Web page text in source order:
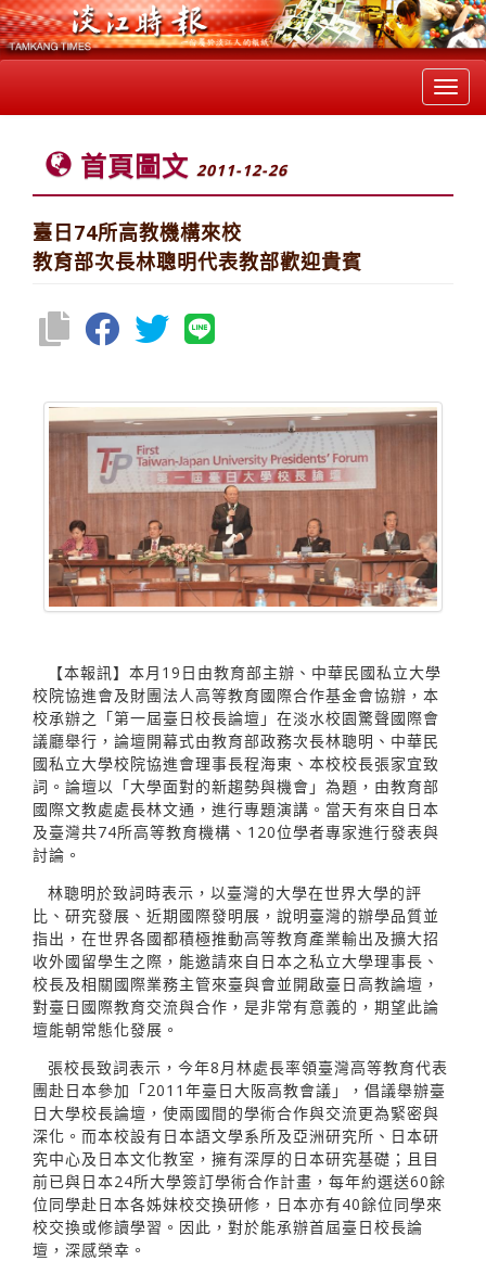
首頁圖文 2011-12-26
臺日74所高教機構來校
教育部次長林聰明代表教部歡迎貴賓
【本報訊】本月19日由教育部主辦、中華民國私立大學
校院協進會及財團法人高等教育國際合作基金會協辦，本
校承辦之「第一屆臺日校長論壇」在淡水校園驚聲國際會
議廳舉行，論壇開幕式由教育部政務次長林聰明、中華民
國私立大學校院協進會理事長程海東、本校校長張家宜致
詞。論壇以「大學面對的新趨勢與機會」為題，由教育部
國際文教處處長林文通，進行專題演講。當天有來自日本
及臺灣共74所高等教育機構、120位學者專家進行發表與
討論。
林聰明於致詞時表示，以臺灣的大學在世界大學的評
比、研究發展、近期國際發明展，說明臺灣的辦學品質並
指出，在世界各國都積極推動高等教育產業輸出及擴大招
收外國留學生之際，能邀請來自日本之私立大學理事長、
校長及相關國際業務主管來臺與會並開啟臺日高教論壇，
對臺日國際教育交流與合作，是非常有意義的，期望此論
壇能朝常態化發展。
張校長致詞表示，今年8月林處長率領臺灣高等教育代表
團赴日本參加「2011年臺日大阪高教會議」，倡議舉辦臺
日大學校長論壇，使兩國間的學術合作與交流更為緊密與
深化。而本校設有日本語文學系所及亞洲研究所、日本研
究中心及日本文化教室，擁有深厚的日本研究基礎；且目
前已與日本24所大學簽訂學術合作計畫，每年約選送60餘
位同學赴日本各姊妹校交換研修，日本亦有40餘位同學來
校交換或修讀學習。因此，對於能承辦首屆臺日校長論
壇，深感榮幸。